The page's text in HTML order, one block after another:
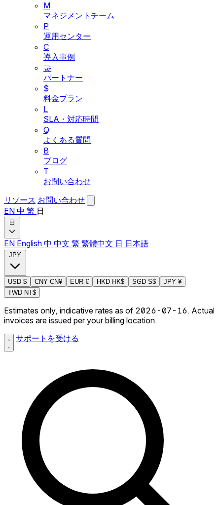
M
マネジメントチーム
P
運用センター
C
導入事例
🤝
パートナー
$
料金プラン
L
SLA・対応時間
Q
よくある質問
B
ブログ
T
お問い合わせ
リソース お問い合わせ
EN 中 繁 日
日
EN English 中 中文 繁 繁體中文 日 日本語
JPY
USD $ CNY CN¥ EUR € HKD HK$ SGD S$ JPY ¥
TWD NT$
Estimates only, indicative rates as of 2026-07-16. Actual
invoices are issued per your billing location.
サポートを受ける